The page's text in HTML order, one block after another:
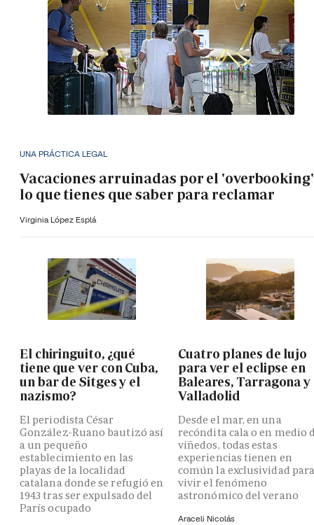
UNA PRÁCTICA LEGAL
Vacaciones arruinadas por el
lo que tienes que saber para reclamar
Virginia López Esplá
El chiringuito, ¿qué
tiene que ver con Cuba,
un bar de Sitges y el
nazismo?
El periodista César
González-Ruano bautizó así
a un pequeño
establecimiento en las
playas de la localidad
catalana donde se refugió en
1943 tras ser expulsado del
París ocupado
Cuatro planes de lujo
para ver el eclipse en
Baleares, Tarragona y
Valladolid
Desde el mar, en una
recóndita cala o en medio
viñedos, todas estas
experiencias tienen en
común la exclusividad
vivir el fenómeno
astronómico del verano
Araceli Nicolás